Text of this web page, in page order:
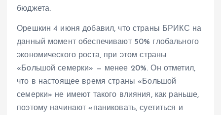
бюджета.
Орешкин 4 июня добавил, что страны БРИКС на
данный момент обеспечивают 50% глобального
экономического роста, при этом страны
«Большой семерки» — менее 20%. Он отметил,
что в настоящее время страны «Большой
семерки» не имеют такого влияния, как раньше,
поэтому начинают «паниковать, суетиться и